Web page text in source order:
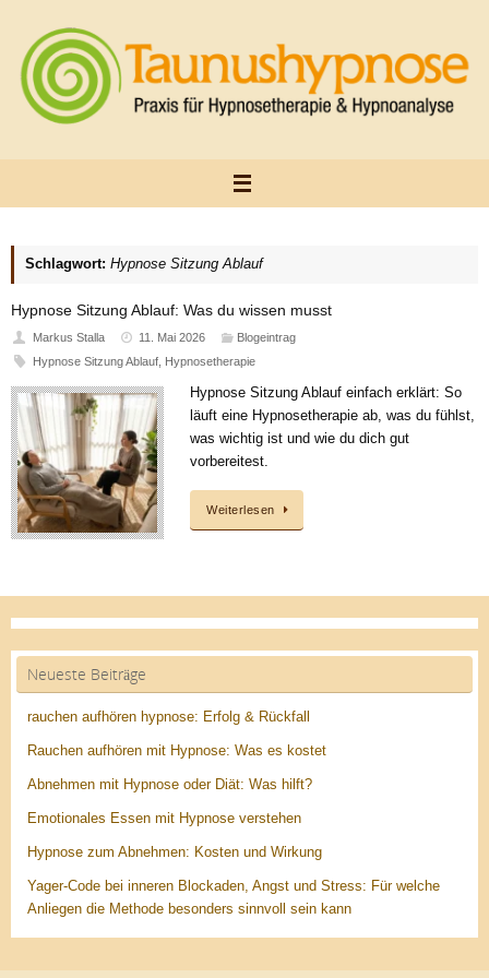
springen
Schlagwort: Hypnose Sitzung Ablauf
Hypnose Sitzung Ablauf: Was du wissen musst
Markus Stalla 11. Mai 2026
Blogeintrag
Hypnose Sitzung Ablauf, Hypnosetherapie
Hypnose Sitzung Ablauf einfach erklärt: So
läuft eine Hypnosetherapie ab, was du fühlst,
was wichtig ist und wie du dich gut
vorbereitest.
Weiterlesen
Neueste Beiträge
rauchen aufhören hypnose: Erfolg & Rückfall
Rauchen aufhören mit Hypnose: Was es kostet
Abnehmen mit Hypnose oder Diät: Was hilft?
Emotionales Essen mit Hypnose verstehen
Hypnose zum Abnehmen: Kosten und Wirkung
Yager-Code bei inneren Blockaden, Angst und Stress: Für welche
Anliegen die Methode besonders sinnvoll sein kann